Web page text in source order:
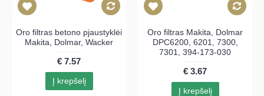
Oro filtras betono pjaustyklėi
Makita, Dolmar, Wacker
€ 7.57
Į krepšelį
Oro filtras Makita, Dolmar
DPC6200, 6201, 7300,
7301, 394-173-030
€ 3.67
Į krepšelį